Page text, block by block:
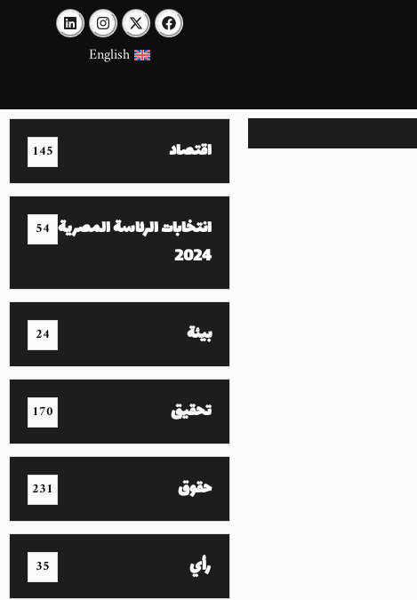
English
اقتصاد 145
انتخابات الرئاسة المصرية
2024
54
بيئة 24
تحقيق 170
حقوق 231
رأي 35